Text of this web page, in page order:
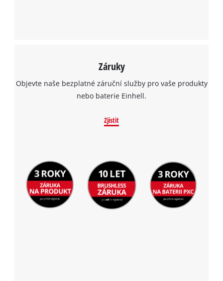
Záruky
Objevte naše bezplatné záruční služby pro vaše produkty
nebo baterie Einhell.
Zjistit